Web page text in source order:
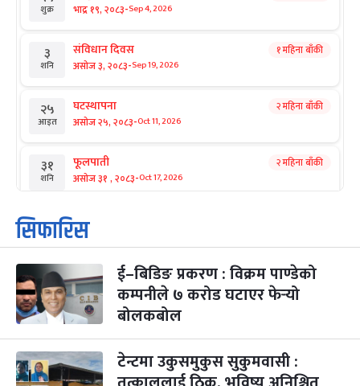
शुक्र भाद्र १९, २०८३-Sep 4, 2026
३
शनि
संविधान दिवस
असोज ३, २०८३-Sep 19, 2026
१ महिना बाँकी
२५
आइत
घटस्थापना
असोज २५, २०८३-Oct 11, 2026
२ महिना बाँकी
३१
शनि
फूलपाती
असोज ३१ , २०८३-Oct 17, 2026
२ महिना बाँकी
१
आइत
कार्तिक सङ्क्रान्ति
कार्तिक १, २०८३
३
मंगल
महानवमी
कार्तिक ३, २०८३-Oct 20, 2026
२ महिना बाँकी
४
सिफारिस
ई–बिडिङ प्रकरण : विक्रम पाण्डेको
कम्पनीले ७ करोड घटाएर फेर्‍यो
बोलकबोल
टेन्टमा उकुसमुकुस सुकुमवासी :